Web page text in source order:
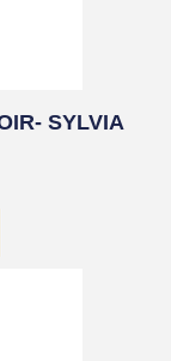
SYLVIA